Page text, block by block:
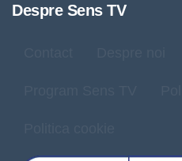
Despre Sens TV